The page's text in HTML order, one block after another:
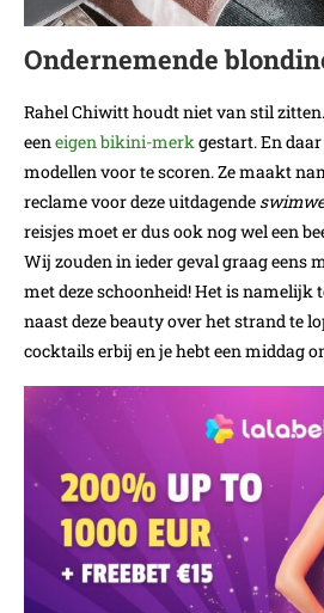
Ondernemende
Rahel Chiwitt houdt niet van stil
een eigen bikini-merk gestart. En
modellen voor te scoren. Ze maakt
reclame voor deze uitdagende
reisjes moet er dus ook nog wel een
Wij zouden in ieder geval graag eens
met deze schoonheid! Het is namelijk
naast deze beauty over het strand te
cocktails erbij en je hebt een middag